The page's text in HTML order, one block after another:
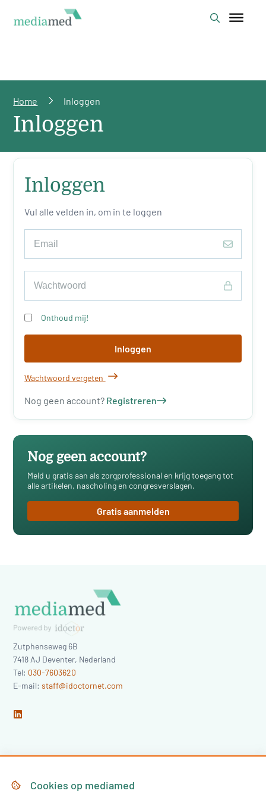
Home Inloggen
Inloggen
Inloggen
Vul alle velden in, om in te loggen
Onthoud mij!
Inloggen
Wachtwoord vergeten
Nog geen account? Registreren
Nog geen account?
Meld u gratis aan als zorgprofessional en krijg toegang tot
alle artikelen, nascholing en congresverslagen.
Gratis aanmelden
Zutphenseweg 6B
7418 AJ Deventer, Nederland
Tel: 030-7603620
E-mail:staff@idoctornet.com
HomeCookies op mediamed